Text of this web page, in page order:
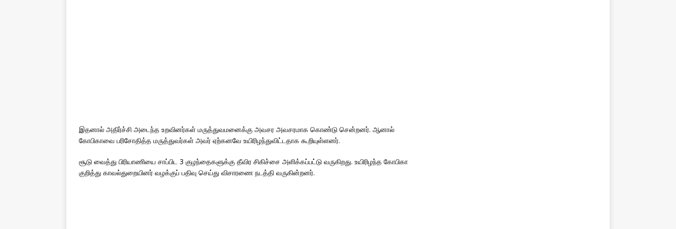
இதனால் அதிர்ச்சி அடைந்த உறவினர்கள் மருத்துவமனைக்கு அவசர அவசரமாக கொண்டு சென்றனர். ஆனால்
கோபிகாவை பரிசோதித்த மருத்துவர்கள் அவர் ஏற்கனவே உயிரிழந்துவிட்டதாக கூறியுள்ளனர்.
சூடு வைத்து பிரியாணியை சாப்பிட 3 குழந்தைகளுக்கு தீவிர சிகிச்சை அளிக்கப்பட்டு வருகிறது. உயிரிழந்த கோபிகா
குறித்து காவல்துறையினர் வழக்குப் பதிவு செய்து விசாரணை நடத்தி வருகின்றனர்.